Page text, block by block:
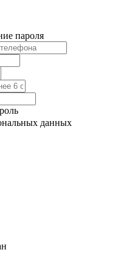
пароля
данных